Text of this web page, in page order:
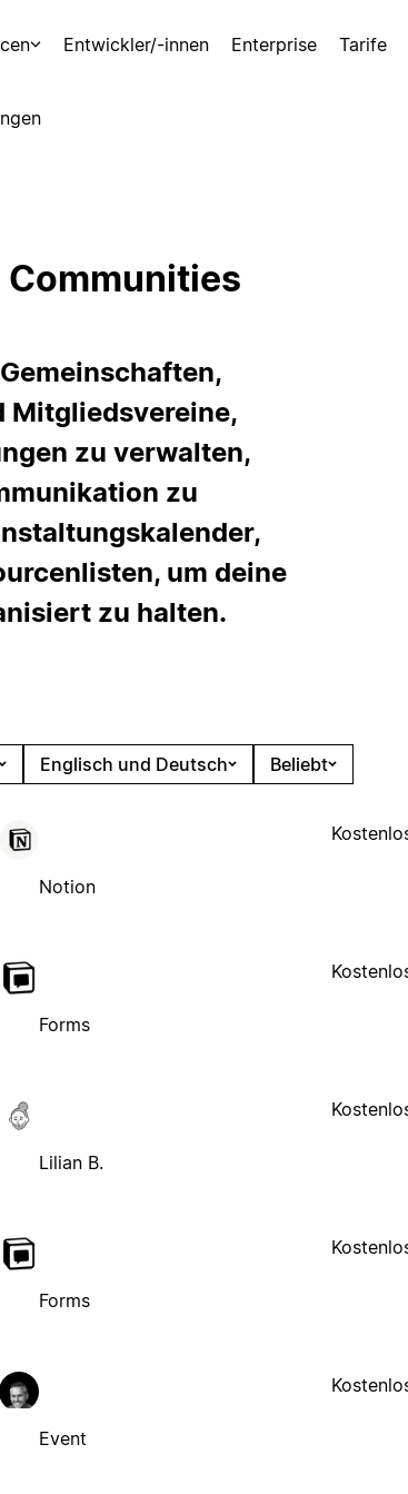
Entwickler/-innen Enterprise Tarife
Communities
Mitgliedsvereine,
zu verwalten,
zu
um deine
zu halten.
Englisch und Deutsch Beliebt
Notion
Forms
Lilian B.
Forms
Event